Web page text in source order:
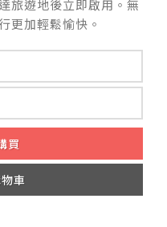
旅遊地後立即啟用。無
更加輕鬆愉快。
買
車